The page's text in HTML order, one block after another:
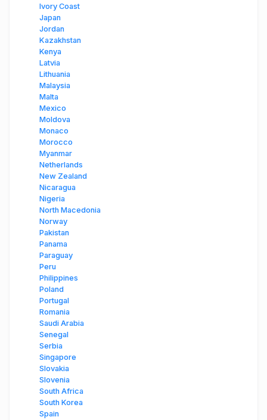
Ivory Coast
Japan
Jordan
Kazakhstan
Kenya
Latvia
Lithuania
Malaysia
Malta
Mexico
Moldova
Monaco
Morocco
Myanmar
Netherlands
New Zealand
Nicaragua
Nigeria
North Macedonia
Norway
Pakistan
Panama
Paraguay
Peru
Philippines
Poland
Portugal
Romania
Saudi Arabia
Senegal
Serbia
Singapore
Slovakia
Slovenia
South Africa
South Korea
Spain